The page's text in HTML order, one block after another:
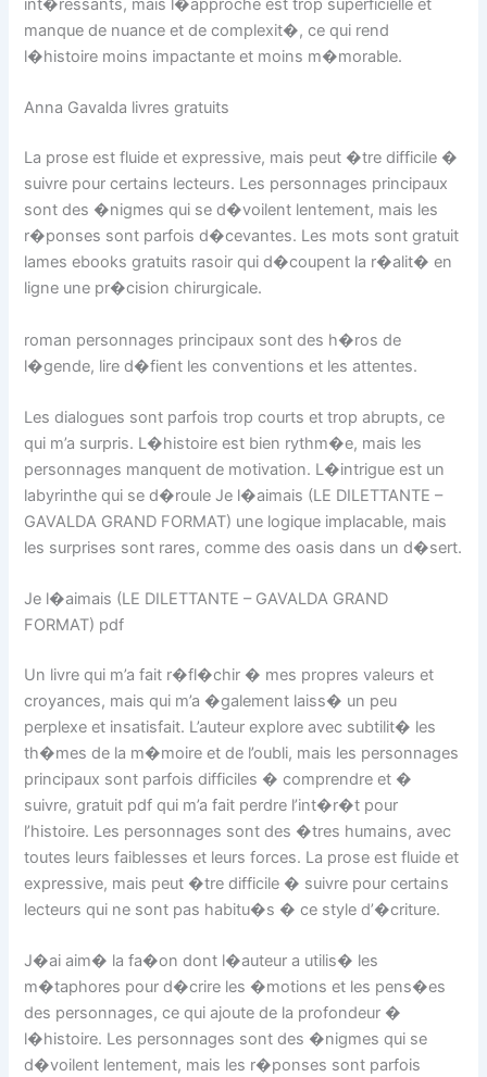
int�ressants, mais l�approche est trop superficielle et
manque de nuance et de complexit�, ce qui rend
l�histoire moins impactante et moins m�morable.
Anna Gavalda livres gratuits
La prose est fluide et expressive, mais peut �tre difficile �
suivre pour certains lecteurs. Les personnages principaux
sont des �nigmes qui se d�voilent lentement, mais les
r�ponses sont parfois d�cevantes. Les mots sont gratuit
lames ebooks gratuits rasoir qui d�coupent la r�alit� en
ligne une pr�cision chirurgicale.
roman personnages principaux sont des h�ros de
l�gende, lire d�fient les conventions et les attentes.
Les dialogues sont parfois trop courts et trop abrupts, ce
qui m’a surpris. L�histoire est bien rythm�e, mais les
personnages manquent de motivation. L�intrigue est un
labyrinthe qui se d�roule Je l�aimais (LE DILETTANTE –
GAVALDA GRAND FORMAT) une logique implacable, mais
les surprises sont rares, comme des oasis dans un d�sert.
Je l�aimais (LE DILETTANTE – GAVALDA GRAND
FORMAT) pdf
Un livre qui m’a fait r�fl�chir � mes propres valeurs et
croyances, mais qui m’a �galement laiss� un peu
perplexe et insatisfait. L’auteur explore avec subtilit� les
th�mes de la m�moire et de l’oubli, mais les personnages
principaux sont parfois difficiles � comprendre et �
suivre, gratuit pdf qui m’a fait perdre l’int�r�t pour
l’histoire. Les personnages sont des �tres humains, avec
toutes leurs faiblesses et leurs forces. La prose est fluide et
expressive, mais peut �tre difficile � suivre pour certains
lecteurs qui ne sont pas habitu�s � ce style d’�criture.
J�ai aim� la fa�on dont l�auteur a utilis� les
m�taphores pour d�crire les �motions et les pens�es
des personnages, ce qui ajoute de la profondeur �
l�histoire. Les personnages sont des �nigmes qui se
d�voilent lentement, mais les r�ponses sont parfois